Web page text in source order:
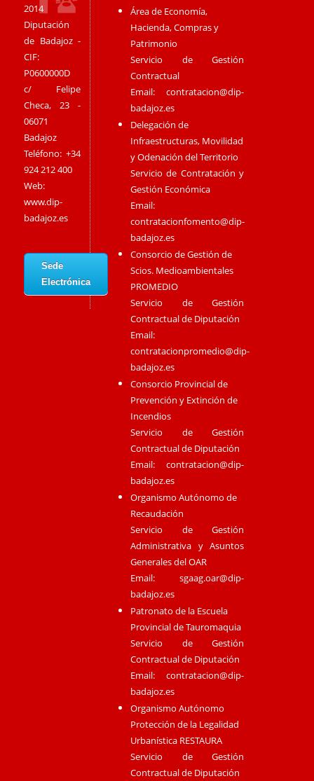
2014
Diputación
de Badajoz -
CIF:
P0600000D
c/ Felipe
Checa, 23 -
06071
Badajoz
Teléfono: +34
924 212 400
Web:
www.dip-
badajoz.es
Sede
Electrónica
Área de Economía,
Hacienda, Compras y
Patrimonio
Servicio de Gestión
Contractual
Email:contratacion@dip-
badajoz.es
Delegación de
Infraestructuras, Movilidad
y Odenación del Territorio
Servicio de Contratación y
Gestión Económica
Email:
contratacionfomento@dip-
badajoz.es
Consorcio de Gestión de
Scios. Medioambientales
PROMEDIO
Servicio de Gestión
Contractual de Diputación
Email:
contratacionpromedio@dip-
badajoz.es
Consorcio Provincial de
Prevención y Extinción de
Incendios
Servicio de Gestión
Contractual de Diputación
Email:contratacion@dip-
badajoz.es
Organismo Autónomo de
Recaudación
Servicio de Gestión
Administrativa y Asuntos
Generales del OAR
Email:sgaag.oar@dip-
badajoz.es
Patronato de la Escuela
Provincial de Tauromaquia
Servicio de Gestión
Contractual de Diputación
Email:contratacion@dip-
badajoz.es
Organismo Autónomo
Protección de la Legalidad
Urbanística RESTAURA
Servicio de Gestión
Contractual de Diputación